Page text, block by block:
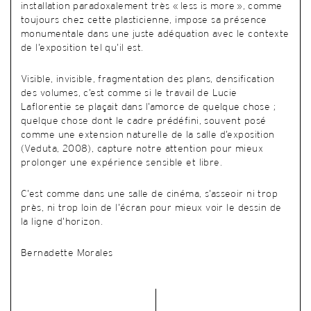
installation paradoxalement très « less is more », comme
toujours chez cette plasticienne, impose sa présence
monumentale dans une juste adéquation avec le contexte
de l’exposition tel qu’il est.
Visible, invisible, fragmentation des plans, densification
des volumes, c’est comme si le travail de Lucie
Laflorentie se plaçait dans l’amorce de quelque chose ;
quelque chose dont le cadre prédéfini, souvent posé
comme une extension naturelle de la salle d’exposition
(Veduta, 2008), capture notre attention pour mieux
prolonger une expérience sensible et libre.
C’est comme dans une salle de cinéma, s’asseoir ni trop
près, ni trop loin de l’écran pour mieux voir le dessin de
la ligne d’horizon.
Bernadette Morales